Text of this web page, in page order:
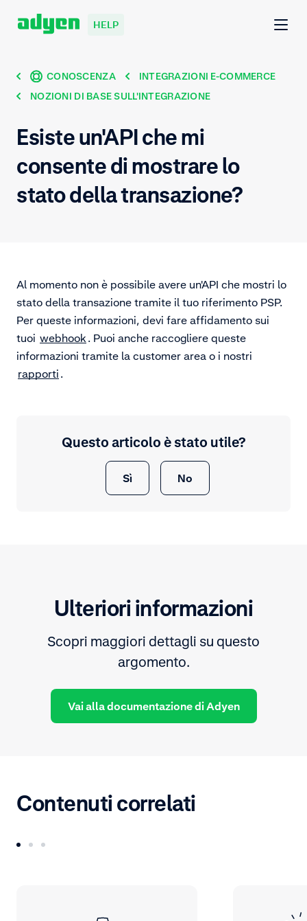
HELP
CONOSCENZA
INTEGRAZIONI E-COMMERCE
NOZIONI DI BASE SULL'INTEGRAZIONE
Esiste un'API che mi
consente di mostrare lo
stato della transazione?
Al momento non è possibile avere un'API che mostri lo
stato della transazione tramite il tuo riferimento PSP.
Per queste informazioni, devi fare affidamento sui
tuoi webhook . Puoi anche raccogliere queste
informazioni tramite la customer area o i nostri
rapporti .
Questo articolo è stato utile?
Sì No
Ulteriori informazioni
Scopri maggiori dettagli su questo
argomento.
Vai alla documentazione di Adyen
Contenuti correlati